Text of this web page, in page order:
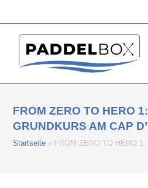
FROM ZERO TO HERO
GRUNDKURS AM CAP
Startseite » FROM ZERO TO HERO